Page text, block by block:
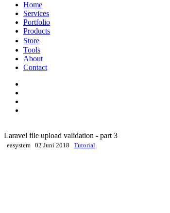
Home
Services
Portfolio
Products
Store
Tools
About
Contact
Laravel file upload validation - part 3
easystem 02 Juni 2018 Tutorial